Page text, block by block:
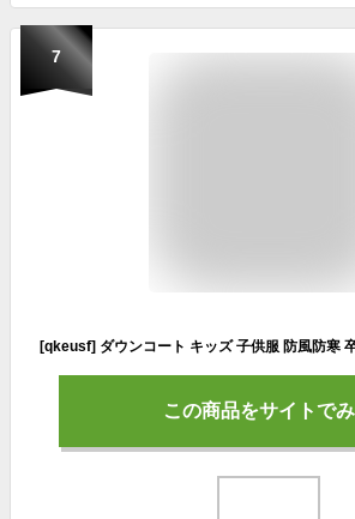
7
この商品をサイトで